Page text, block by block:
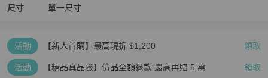
尺寸 單一尺寸
活動 【新人首購】最高現折 $1,200 領取
活動 【精品真品險】仿品全額退款 最高再賠 5 萬 領取